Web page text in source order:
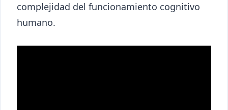
complejidad del funcionamiento cognitivo
humano.